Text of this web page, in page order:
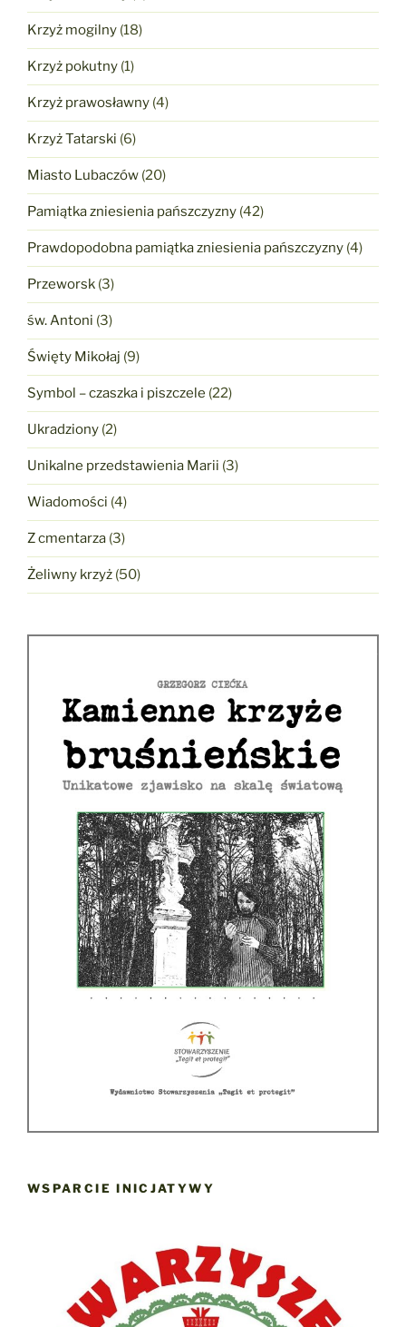
Krzyż mogilny (18)
Krzyż pokutny (1)
Krzyż prawosławny (4)
Krzyż Tatarski (6)
Miasto Lubaczów (20)
Pamiątka zniesienia pańszczyzny (42)
Prawdopodobna pamiątka zniesienia pańszczyzny (4)
Przeworsk (3)
św. Antoni (3)
Święty Mikołaj (9)
Symbol – czaszka i piszczele (22)
Ukradziony (2)
Unikalne przedstawienia Marii (3)
Wiadomości (4)
Z cmentarza (3)
Żeliwny krzyż (50)
WSPARCIE INICJATYWY